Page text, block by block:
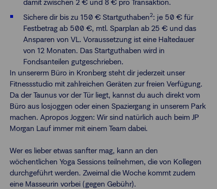
damit zwischen 2 € und 8 € pro Transaktion.
Sichere dir bis zu 150 € Startguthaben2: je 50 € für
Festbetrag ab 500 €, mtl. Sparplan ab 25 € und das
Ansparen von VL. Voraussetzung ist eine Haltedauer
von 12 Monaten. Das Startguthaben wird in
Fondsanteilen gutgeschrieben.
In unsererm Büro in Kronberg steht dir jederzeit unser
Fitnessstudio mit zahlreichen Geräten zur freien Verfügung.
Da der Taunus vor der Tür liegt, kannst du auch direkt vom
Büro aus losjoggen oder einen Spaziergang in unserem Park
machen. Apropos Joggen: Wir sind natürlich auch beim JP
Morgan Lauf immer mit einem Team dabei.
Wer es lieber etwas sanfter mag, kann an den
wöchentlichen Yoga Sessions teilnehmen, die von Kollegen
durchgeführt werden. Zweimal die Woche kommt zudem
eine Masseurin vorbei (gegen Gebühr).